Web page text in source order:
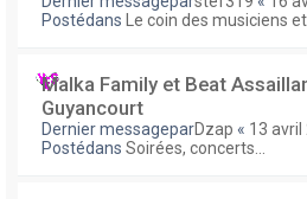
Postédans
Le coin des musiciens
Malka Family et Beat
Guyancourt
Dernier messageparDzap « 13 avril
Postédans Soirées, concerts...